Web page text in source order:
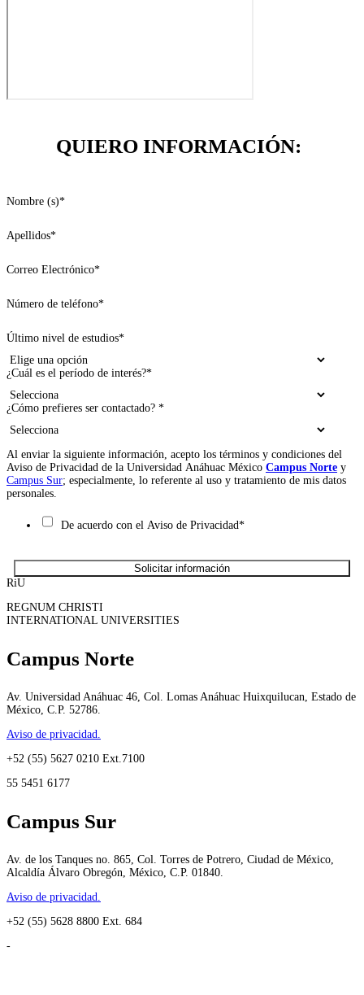
QUIERO INFORMACIÓN:
Nombre (s)*
Apellidos*
Correo Electrónico*
Número de teléfono*
Último nivel de estudios*
¿Cuál es el período de interés?*
¿Cómo prefieres ser contactado? *
Al enviar la siguiente información, acepto los términos y condiciones del
Aviso de Privacidad de la Universidad Anáhuac México Campus Norte y
Campus Sur; especialmente, lo referente al uso y tratamiento de mis datos
personales.
De acuerdo con el Aviso de Privacidad*
RiU
REGNUM CHRISTI
INTERNATIONAL UNIVERSITIES
Campus Norte
Av. Universidad Anáhuac 46, Col. Lomas Anáhuac Huixquilucan, Estado de
México, C.P. 52786.
Aviso de privacidad.
+52 (55) 5627 0210 Ext.7100
55 5451 6177
Campus Sur
Av. de los Tanques no. 865, Col. Torres de Potrero, Ciudad de México,
Alcaldía Álvaro Obregón, México, C.P. 01840.
Aviso de privacidad.
+52 (55) 5628 8800 Ext. 684
-